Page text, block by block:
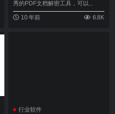
秀的PDF文档解密工具，可以...
10 年前 6.8K
行业软件